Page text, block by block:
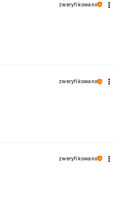
zweryfikowano
zweryfikowano
zweryfikowano